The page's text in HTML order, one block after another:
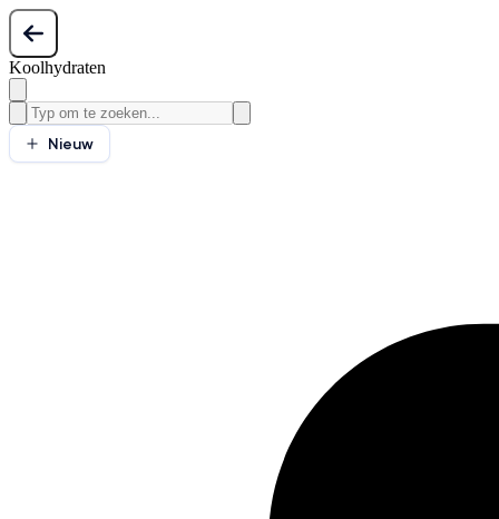
Koolhydraten
Nieuw